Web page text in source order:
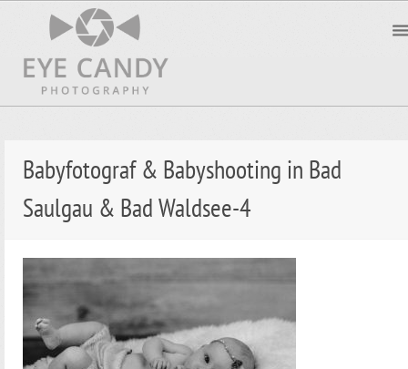
Babyfotograf & Babyshooting in Bad
Saulgau & Bad Waldsee-4